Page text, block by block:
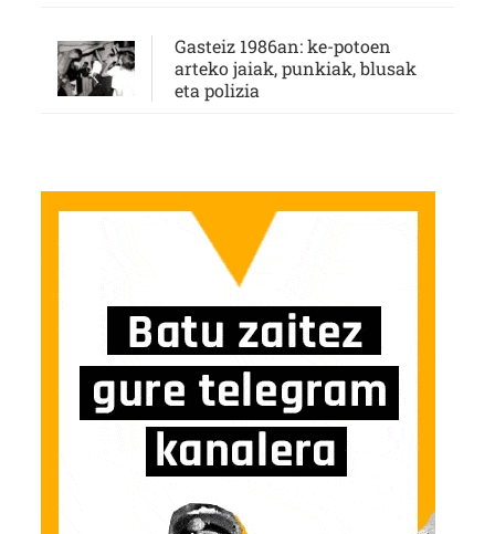
Gasteiz 1986an: ke-potoen
arteko jaiak, punkiak, blusak
eta polizia